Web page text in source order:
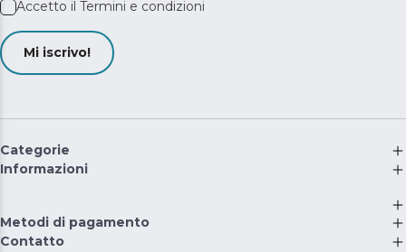
Accetto il Termini e condizioni
Mi iscrivo!
Categorie
Informazioni
Metodi di pagamento
Contatto